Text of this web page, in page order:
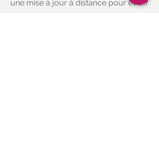
une mise à jour à distance pour éviter